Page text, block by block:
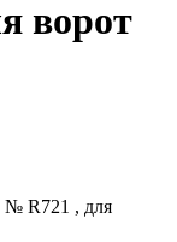
ворот
№ R721 , для